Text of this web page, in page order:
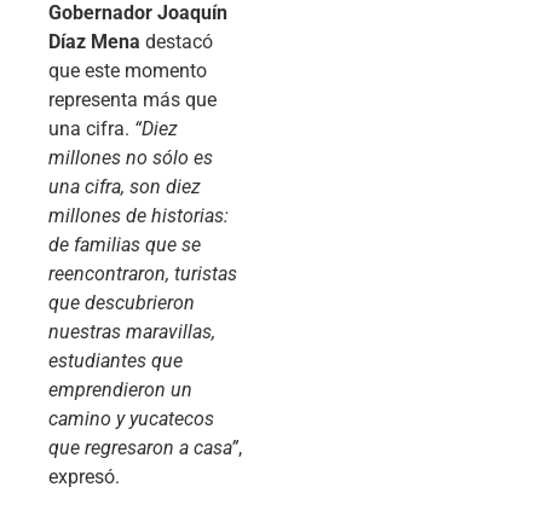
Gobernador Joaquín
Díaz Mena destacó
que este momento
representa más que
una cifra. “Diez
millones no sólo es
una cifra, son diez
millones de historias:
de familias que se
reencontraron, turistas
que descubrieron
nuestras maravillas,
estudiantes que
emprendieron un
camino y yucatecos
que regresaron a casa”,
expresó.